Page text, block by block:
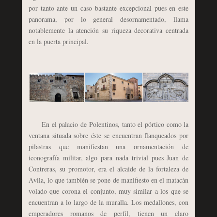
por tanto ante un caso bastante excepcional pues en este
panorama, por lo general desornamentado, llama
notablemente la atención su riqueza decorativa centrada
en la puerta principal.
En el palacio de Polentinos, tanto el pórtico como la
ventana situada sobre éste se encuentran flanqueados por
pilastras que manifiestan una ornamentación de
iconografía militar, algo para nada trivial pues Juan de
Contreras, su promotor, era el alcaide de la fortaleza de
Ávila, lo que también se pone de manifiesto en el matacán
volado que corona el conjunto, muy similar a los que se
encuentran a lo largo de la muralla. Los medallones, con
emperadores romanos de perfil, tienen un claro